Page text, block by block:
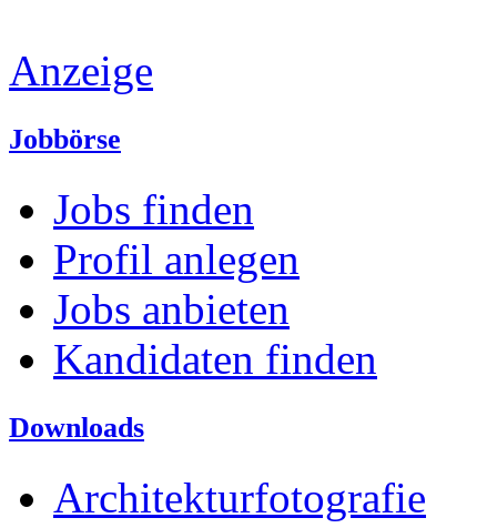
Anzeige
Jobbörse
Jobs finden
Profil anlegen
Jobs anbieten
Kandidaten finden
Downloads
Architekturfotografie